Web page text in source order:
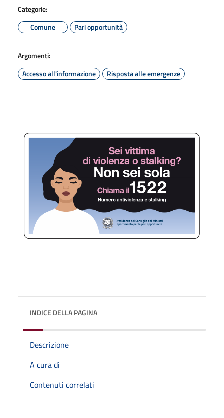
Categorie:
Comune
Pari opportunità
Argomenti:
Accesso all'informazione
Risposta alle emergenze
INDICE DELLA PAGINA
Descrizione
A cura di
Contenuti correlati